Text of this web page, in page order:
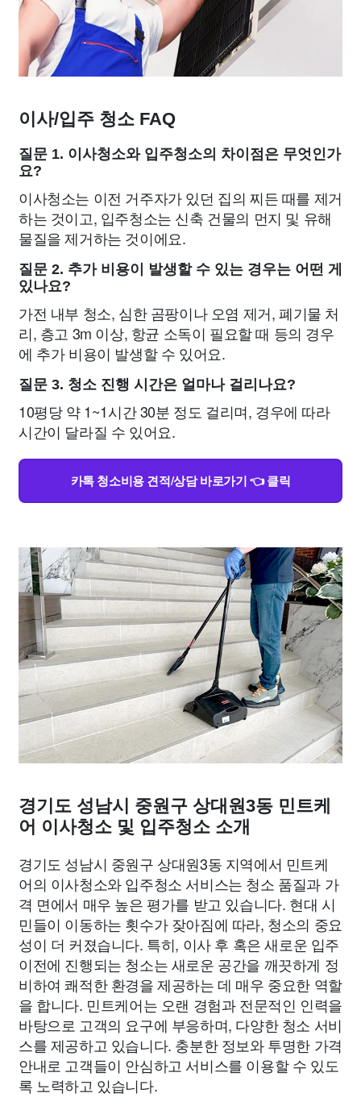
이사/입주 청소 FAQ
질문 1. 이사청소와 입주청소의 차이점은 무엇인가
요?
이사청소는 이전 거주자가 있던 집의 찌든 때를 제거
하는 것이고, 입주청소는 신축 건물의 먼지 및 유해
물질을 제거하는 것이에요.
질문 2. 추가 비용이 발생할 수 있는 경우는 어떤 게
있나요?
가전 내부 청소, 심한 곰팡이나 오염 제거, 폐기물 처
리, 층고 3m 이상, 항균 소독이 필요할 때 등의 경우
에 추가 비용이 발생할 수 있어요.
질문 3. 청소 진행 시간은 얼마나 걸리나요?
10평당 약 1~1시간 30분 정도 걸리며, 경우에 따라
시간이 달라질 수 있어요.
카톡 청소비용 견적/상담 바로가기 👈 클릭
경기도 성남시 중원구 상대원3동 민트케
어 이사청소 및 입주청소 소개
경기도 성남시 중원구 상대원3동 지역에서 민트케
어의 이사청소와 입주청소 서비스는 청소 품질과 가
격 면에서 매우 높은 평가를 받고 있습니다. 현대 시
민들이 이동하는 횟수가 잦아짐에 따라, 청소의 중요
성이 더 커졌습니다. 특히, 이사 후 혹은 새로운 입주
이전에 진행되는 청소는 새로운 공간을 깨끗하게 정
비하여 쾌적한 환경을 제공하는 데 매우 중요한 역할
을 합니다. 민트케어는 오랜 경험과 전문적인 인력을
바탕으로 고객의 요구에 부응하며, 다양한 청소 서비
스를 제공하고 있습니다. 충분한 정보와 투명한 가격
안내로 고객들이 안심하고 서비스를 이용할 수 있도
록 노력하고 있습니다.